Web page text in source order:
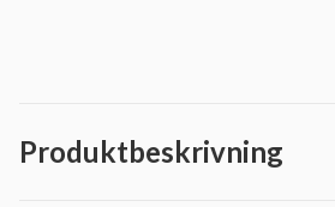
Produktbeskrivning